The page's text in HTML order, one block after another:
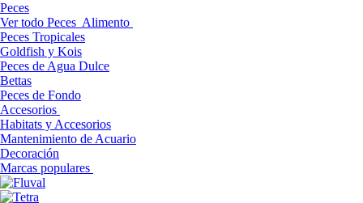
Peces
Ver todo Peces Alimento
Peces Tropicales
Goldfish y Kois
Peces de Agua Dulce
Bettas
Peces de Fondo
Accesorios
Habitats y Accesorios
Mantenimiento de Acuario
Decoración
Marcas populares